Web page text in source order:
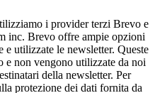
i provider terzi Brevo e
inc. Brevo offre ampie opzioni
e utilizzate le newsletter. Queste
e non vengono utilizzate da noi
della newsletter. Per
protezione dei dati fornita da